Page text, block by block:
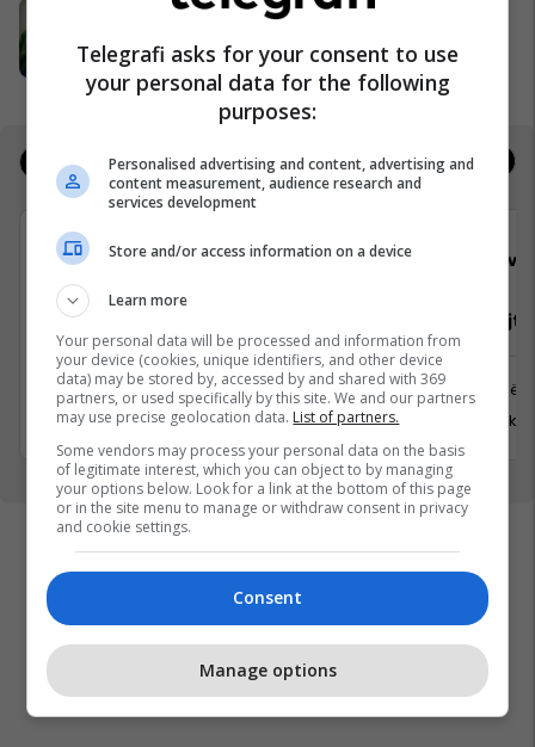
Oferta e Korrikut në FAFA Sun
Jobs Real Estate
Viva Fresh Store
Pranues Malli
Kamenicë
31 Korrik 2026
Prishtinë
31 Korrik
Telegrafi asks for your consent to use
your personal data for the following
purposes:
Personalised advertising and content, advertising and
content measurement, audience research and
services development
Store and/or access information on a device
Learn more
Your personal data will be processed and information from
your device (cookies, unique identifiers, and other device
data) may be stored by, accessed by and shared with 369
partners, or used specifically by this site. We and our partners
may use precise geolocation data. List of partners.
Some vendors may process your personal data on the basis
of legitimate interest, which you can object to by managing
your options below. Look for a link at the bottom of this page
or in the site menu to manage or withdraw consent in privacy
and cookie settings.
Consent
Manage options